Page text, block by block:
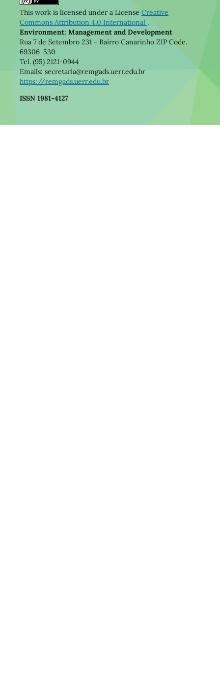
This work is licensed under a License Creative
Commons Attribution 4.0 International .
Environment: Management and Development
Rua 7 de Setembro 231 - Bairro Canarinho ZIP Code.
69306-530
Tel. (95) 2121-0944
Emails: secretaria@remgads.uerr.edu.br
https://remgads.uerr.edu.br
ISSN 1981-4127